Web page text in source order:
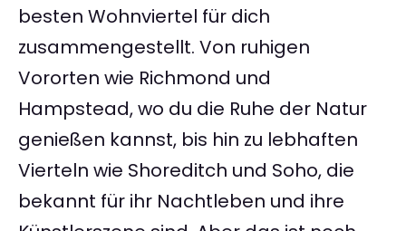
besten Wohnviertel für dich
zusammengestellt. Von ruhigen
Vororten wie Richmond und
Hampstead, wo du die Ruhe der Natur
genießen kannst, bis hin zu lebhaften
Vierteln wie Shoreditch und Soho, die
bekannt für ihr Nachtleben und ihre